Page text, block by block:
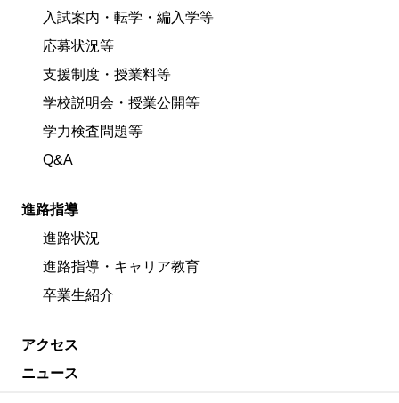
入試案内・転学・編入学等
応募状況等
支援制度・授業料等
学校説明会・授業公開等
学力検査問題等
Q&A
進路指導
進路状況
進路指導・キャリア教育
卒業生紹介
アクセス
ニュース